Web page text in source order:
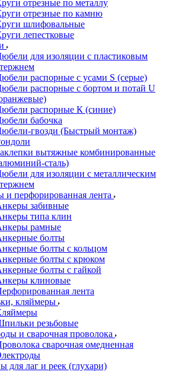
отрезные по металлу
отрезные по камню
шлифовальные
лепестковые
для изоляции с пластиковым
распорные с усами S (серые)
распорные c бортом и потай U
распорные К (синие)
бабочка
гвозди (Быстрый монтаж)
вытяжные комбинированные
сталь)
для изоляции с металлическим
и перфорированная лента
забивные
типа клин
рамные
болты
болты с кольцом
болты с крюком
болты с гайкой
клиновые
лента
кляймеры
резьбовые
и сварочная проволока
сварочная омедненная
для лаг и реек (глухари)